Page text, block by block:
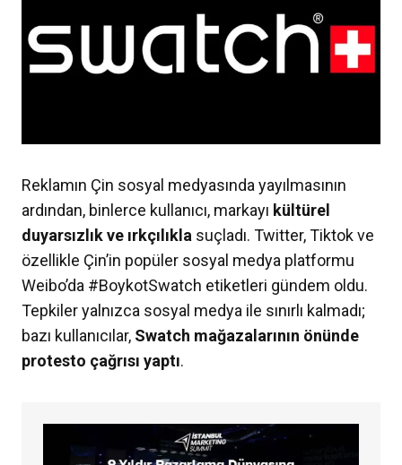
Reklamın Çin sosyal medyasında yayılmasının
ardından, binlerce kullanıcı, markayı kültürel
duyarsızlık ve ırkçılıkla suçladı. Twitter, Tiktok ve
özellikle Çin’in popüler sosyal medya platformu
Weibo’da #BoykotSwatch etiketleri gündem oldu.
Tepkiler yalnızca sosyal medya ile sınırlı kalmadı;
bazı kullanıcılar, Swatch mağazalarının önünde
protesto çağrısı yaptı.